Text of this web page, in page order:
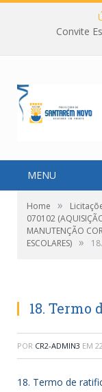
Convite
MENU
Home »
070102
MANUTENÇÃO
ESCOLARES) »
18. Termo
POR CR2-ADMIN3 EM
18. Termo de